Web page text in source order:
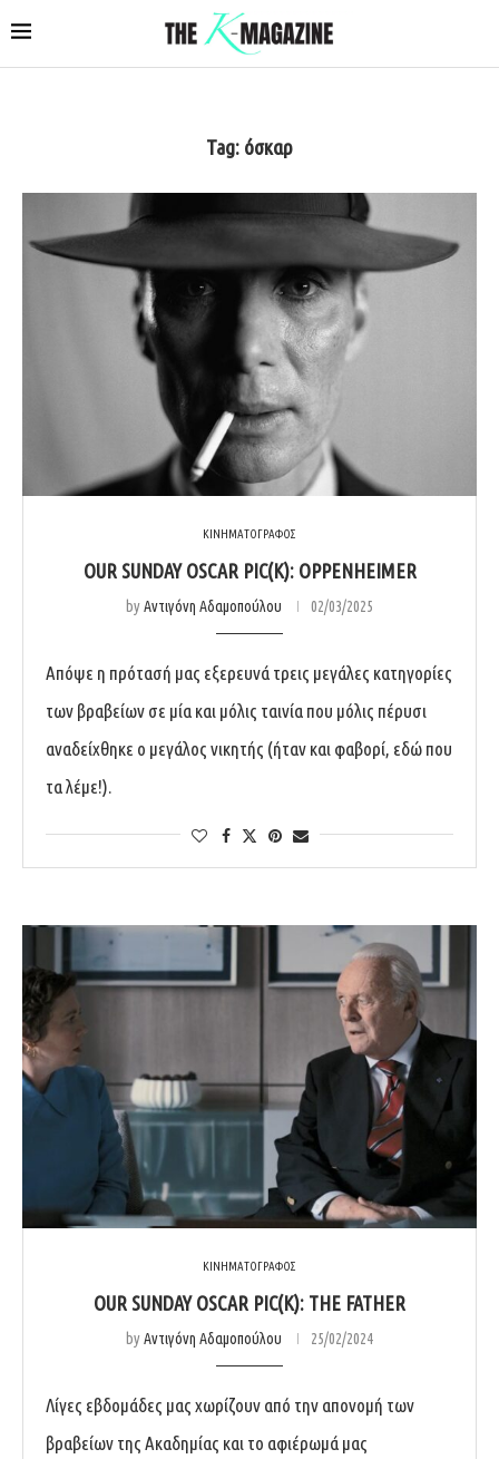
Tag: όσκαρ
ΚΙΝΗΜΑΤΟΓΡΑΦΟΣ
OUR SUNDAY OSCAR PIC(K): OPPENHEIMER
byΑντιγόνη Αδαμοπούλου 02/03/2025
Απόψε η πρότασή μας εξερευνά τρεις μεγάλες κατηγορίες
των βραβείων σε μία και μόλις ταινία που μόλις πέρυσι
αναδείχθηκε ο μεγάλος νικητής (ήταν και φαβορί, εδώ που
τα λέμε!).
ΚΙΝΗΜΑΤΟΓΡΑΦΟΣ
OUR SUNDAY OSCAR PIC(K): THE FATHER
byΑντιγόνη Αδαμοπούλου 25/02/2024
Λίγες εβδομάδες μας χωρίζουν από την απονομή των
βραβείων της Ακαδημίας και το αφιέρωμά μας